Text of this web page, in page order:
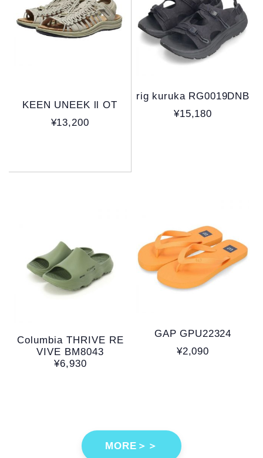
KEEN UNEEK ll OT
¥13,200
rig kuruka RG0019DNB
¥15,180
Columbia THRIVE RE
VIVE BM8043
¥6,930
GAP GPU22324
¥2,090
MORE＞＞